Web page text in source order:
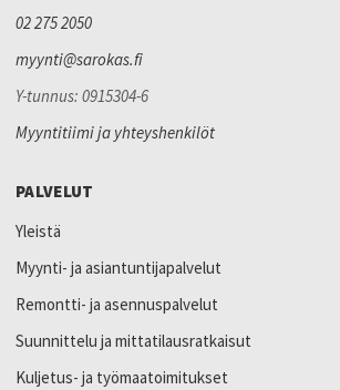
02 275 2050
myynti@sarokas.fi
Y-tunnus: 0915304-6
Myyntitiimi ja yhteyshenkilöt
PALVELUT
Yleistä
Myynti- ja asiantuntijapalvelut
Remontti- ja asennuspalvelut
Suunnittelu ja mittatilausratkaisut
Kuljetus- ja työmaatoimitukset